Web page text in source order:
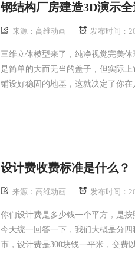
钢结构厂房建造3D演示
来源：高维动画 发布时间：
三维立体模型来了，纯净视觉完美
是简单的大而无当的盖子，但实际
铺设好稳固的地基，这就决定了你
设计费收费标准是什么？
来源：高维动画 发布时间：
你们设计费是多少钱一个平方，是
今天统一回答一下，我们大概是分
市，设计费是300块钱一平米，交费